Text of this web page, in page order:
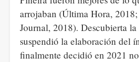
arrojaban (Última Hora,
Journal, 2018). Descubierta
suspendió la elaboración del
finalmente decidió en 2021